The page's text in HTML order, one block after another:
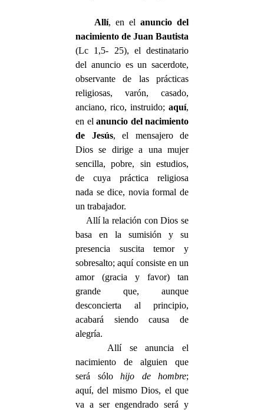
Allí, en el anuncio del
nacimiento de Juan Bautista
(Lc 1,5- 25), el destinatario
del anuncio es un sacerdote,
observante de las prácticas
religiosas, varón, casado,
anciano, rico, instruido; aquí,
en el anuncio del nacimiento
de Jesús, el mensajero de
Dios se dirige a una mujer
sencilla, pobre, sin estudios,
de cuya práctica religiosa
nada se dice, novia formal de
un trabajador.
Allí la relación con Dios se
basa en la sumisión y su
presencia suscita temor y
sobresalto; aquí consiste en un
amor (gracia y favor) tan
grande que, aunque
desconcierta al principio,
acabará siendo causa de
alegría.
Allí se anuncia el
nacimiento de alguien que
será sólo hijo de hombre;
aquí, del mismo Dios, el que
va a ser engendrado será y